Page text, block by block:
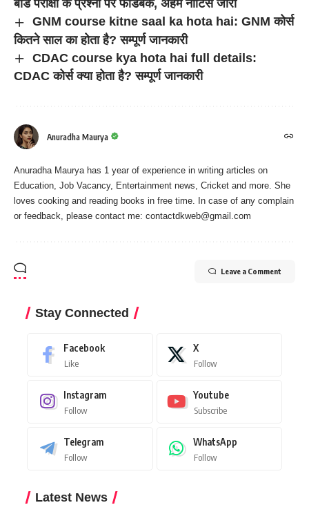
बोर्ड परीक्षा के प्रश्नों पर फीडबैक, अहम नोटिस जारी
GNM course kitne saal ka hota hai: GNM कोर्स
कितने साल का होता है? सम्पूर्ण जानकारी
CDAC course kya hota hai full details:
CDAC कोर्स क्या होता है? सम्पूर्ण जानकारी
Anuradha Maurya
Anuradha Maurya has 1 year of experience in writing articles on
Education, Job Vacancy, Entertainment news, Cricket and more. She
loves cooking and reading books in free time. In case of any complain
or feedback, please contact me: contactdkweb@gmail.com
Leave a Comment
Stay Connected
Facebook
Like
X
Follow
Instagram
Follow
Youtube
Subscribe
Telegram
Follow
WhatsApp
Follow
Latest News